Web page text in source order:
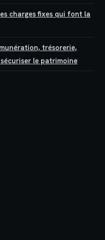
charges fixes qui font la
trésorerie,
le patrimoine